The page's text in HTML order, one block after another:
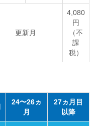
更新月
4,080
円
（不
課
税）
24〜26ヵ
月
27ヵ月目
以降